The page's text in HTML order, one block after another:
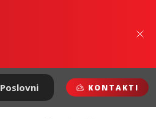
Poslovni KONTAKTI